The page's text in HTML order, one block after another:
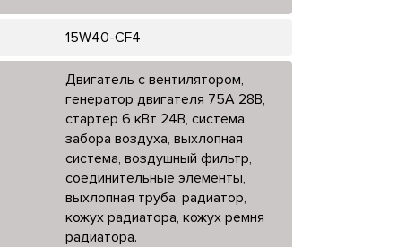
15W40-CF4
Двигатель с вентилятором,
генератор двигателя 75А 28В,
стартер 6 кВт 24В, система
забора воздуха, выхлопная
система, воздушный фильтр,
соединительные элементы,
выхлопная труба, радиатор,
кожух радиатора, кожух ремня
радиатора.